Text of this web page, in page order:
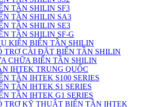
TẦN SHILIN SF3
TẦN SHILIN SA3
TẦN SHILIN SE3
TẦN SHILIN SF-G
KIỆN BIẾN TẦN SHILIN
TRỢ CÀI ĐẶT BIẾN TẦN SHILIN
CHỮA BIẾN TẦN SHILIN
IHTEK TRUNG QUỐC
TẦN IHTEK S100 SERIES
TẦN IHTEK S1 SERIES
TẦN IHTEK G1 SERIES
TRỢ KỸ THUẬT BIẾN TẦN IHTEK